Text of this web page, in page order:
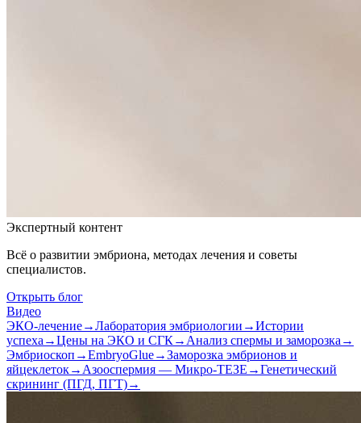
Экспертный контент
Всё о развитии эмбриона, методах лечения и советы
специалистов.
Открыть блог
Видео
ЭКО-лечение→Лаборатория эмбриологии →Истории
успеха →Цены на ЭКО и СГК→ Анализ спермы и заморозка →
Эмбриоскоп →EmbryoGlue→Заморозка эмбрионов и
яйцеклеток→ Азооспермия — Микро-ТЕЗЕ →Генетический
скрининг (ПГД, ПГТ)→